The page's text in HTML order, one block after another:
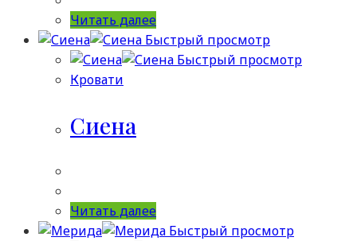
Читать далее
Быстрый просмотр
Быстрый просмотр
Кровати
Сиена
Читать далее
Быстрый просмотр